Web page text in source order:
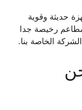
حديثة وقوية
رخيصة جدا
الخاصة بنا.